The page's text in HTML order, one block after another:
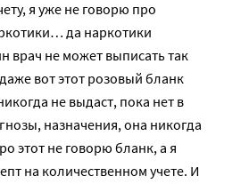
я уже не говорю про
да наркотики
врач не может выписать так
вот этот розовый бланк
не выдаст, пока нет в
назначения, она никогда
этот не говорю бланк, а я
на количественном учете. И